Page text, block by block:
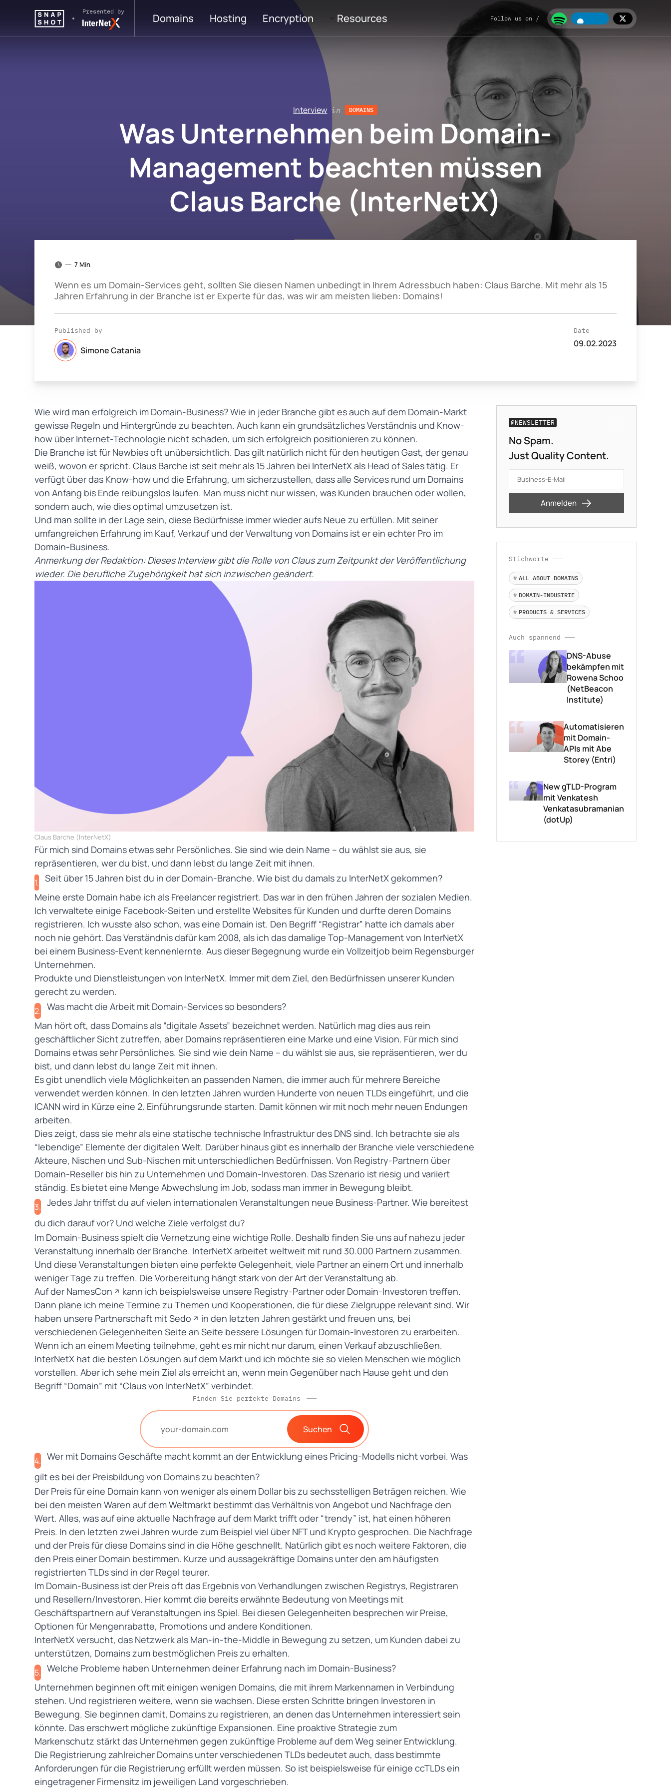
Presented by
Domains Hosting Encryption Resources Follow us on /
Interview in DOMAINS
Was Unternehmen beim Domain-
Management beachten müssen
Claus Barche (InterNetX)
7 Min
Wenn es um Domain-Services geht, sollten Sie diesen Namen unbedingt in Ihrem Adressbuch haben: Claus Barche. Mit mehr als 15
Jahren Erfahrung in der Branche ist er Experte für das, was wir am meisten lieben: Domains!
Published by
Simone Catania
Date
09.02.2023
Wie wird man erfolgreich im Domain-Business? Wie in jeder Branche gibt es auch auf dem Domain-Markt
gewisse Regeln und Hintergründe zu beachten. Auch kann ein grundsätzliches Verständnis und Know-
how über Internet-Technologie nicht schaden, um sich erfolgreich positionieren zu können.
Die Branche ist für Newbies oft unübersichtlich. Das gilt natürlich nicht für den heutigen Gast, der genau
weiß, wovon er spricht. Claus Barche ist seit mehr als 15 Jahren bei InterNetXals Head of Sales tätig. Er
verfügt über das Know-how und die Erfahrung, um sicherzustellen, dass alle Services rund um Domains
von Anfang bis Ende reibungslos laufen. Man muss nicht nur wissen, was Kunden brauchen oder wollen,
sondern auch, wie dies optimal umzusetzen ist.
Und man sollte in der Lage sein, diese Bedürfnisse immer wieder aufs Neue zu erfüllen. Mit seiner
umfangreichen Erfahrung im Kauf, Verkauf und der Verwaltung von Domains ist er ein echter Pro im
Domain-Business.
Anmerkung der Redaktion: Dieses Interview gibt die Rolle von Claus zum Zeitpunkt der Veröffentlichung
wieder. Die berufliche Zugehörigkeit hat sich inzwischen geändert.
Claus Barche (InterNetX)
Für mich sind Domains etwas sehr Persönliches. Sie sind wie dein Name – du wählst sie aus, sie
repräsentieren, wer du bist, und dann lebst du lange Zeit mit ihnen.
1. Seit über 15 Jahren bist du in der Domain-Branche. Wie bist du damals zu InterNetX gekommen?
Meine erste Domain habe ich als Freelancer registriert. Das war in den frühen Jahren der sozialen Medien.
Ich verwaltete einige Facebook-Seiten und erstellte Websites für Kunden und durfte deren Domains
registrieren. Ich wusste also schon, was eine Domain ist. Den Begriff “Registrar” hatte ich damals aber
noch nie gehört. Das Verständnis dafür kam 2008, als ich das damalige Top-Management von InterNetX
bei einem Business-Event kennenlernte. Aus dieser Begegnung wurde ein Vollzeitjob beim Regensburger
Unternehmen.
Produkte und Dienstleistungen von InterNetX. Immer mit dem Ziel, den Bedürfnissen unserer Kunden
gerecht zu werden.
2. Was macht die Arbeit mit Domain-Services so besonders?
Man hört oft, dass Domains als “digitale Assets” bezeichnet werden. Natürlich mag dies aus rein
geschäftlicher Sicht zutreffen, aber Domains repräsentieren eine Marke und eine Vision. Für mich sind
Domains etwas sehr Persönliches. Sie sind wie dein Name – du wählst sie aus, sie repräsentieren, wer du
bist, und dann lebst du lange Zeit mit ihnen.
Es gibt unendlich viele Möglichkeiten an passenden Namen, die immer auch für mehrere Bereiche
verwendet werden können. In den letzten Jahren wurden Hunderte von neuen TLDs eingeführt, und die
ICANN wird in Kürze eine 2. Einführungsrunde starten. Damit können wir mit noch mehr neuen Endungen
arbeiten.
Dies zeigt, dass sie mehr als eine statische technische Infrastruktur des DNS sind. Ich betrachte sie als
“lebendige” Elemente der digitalen Welt. Darüber hinaus gibt es innerhalb der Branche viele verschiedene
Akteure, Nischen und Sub-Nischen mit unterschiedlichen Bedürfnissen. Von Registry-Partnern über
Domain-Reseller bis hin zu Unternehmen und Domain-Investoren. Das Szenario ist riesig und variiert
ständig. Es bietet eine Menge Abwechslung im Job, sodass man immer in Bewegung bleibt.
3. Jedes Jahr triffst du auf vielen internationalen Veranstaltungen neue Business-Partner. Wie bereitest
du dich darauf vor? Und welche Ziele verfolgst du?
Im Domain-Business spielt die Vernetzung eine wichtige Rolle. Deshalb finden Sie uns auf nahezu jeder
Veranstaltung innerhalb der Branche. InterNetX arbeitet weltweit mit rund 30.000 Partnern zusammen.
Und diese Veranstaltungen bieten eine perfekte Gelegenheit, viele Partner an einem Ort und innerhalb
weniger Tage zu treffen. Die Vorbereitung hängt stark von der Art der Veranstaltung ab.
Auf der NamesCon
kann ich beispielsweise unsere Registry-Partner oder Domain-Investoren treffen.
Dann plane ich meine Termine zu Themen und Kooperationen, die für diese Zielgruppe relevant sind. Wir
haben unsere Partnerschaft mitSedo
in den letzten Jahren gestärkt und freuen uns, bei
verschiedenen Gelegenheiten Seite an Seite bessere Lösungen für Domain-Investoren zu erarbeiten.
Wenn ich an einem Meeting teilnehme, geht es mir nicht nur darum, einen Verkauf abzuschließen.
InterNetX hat die besten Lösungen auf dem Markt und ich möchte sie so vielen Menschen wie möglich
vorstellen. Aber ich sehe mein Ziel als erreicht an, wenn mein Gegenüber nach Hause geht und den
Begriff “Domain” mit “Claus von InterNetX” verbindet.
Finden Sie perfekte Domains
Suchen
4. Wer mit Domains Geschäfte macht kommt an der Entwicklung eines Pricing-Modells nicht vorbei. Was
gilt es bei der Preisbildung von Domains zu beachten?
Der Preis für eine Domain kann von weniger als einem Dollar bis zu sechsstelligen Beträgen reichen. Wie
bei den meisten Waren auf dem Weltmarkt bestimmt das Verhältnis von Angebot und Nachfrage den
Wert. Alles, was auf eine aktuelle Nachfrage auf dem Markt trifft oder “trendy” ist, hat einen höheren
Preis. In den letzten zwei Jahren wurde zum Beispiel viel über NFT und Krypto gesprochen. Die Nachfrage
und der Preis für diese Domains sind in die Höhe geschnellt. Natürlich gibt es noch weitere Faktoren, die
den Preis einer Domain bestimmen. Kurze und aussagekräftige Domains unter den am häufigsten
registrierten TLDs sind in der Regel teurer.
Im Domain-Business ist der Preis oft das Ergebnis von Verhandlungen zwischen Registrys, Registraren
und Resellern/Investoren. Hier kommt die bereits erwähnte Bedeutung von Meetings mit
Geschäftspartnern auf Veranstaltungen ins Spiel. Bei diesen Gelegenheiten besprechen wir Preise,
Optionen für Mengenrabatte, Promotions und andere Konditionen.
InterNetX versucht, das Netzwerk als Man-in-the-Middle in Bewegung zu setzen, um Kunden dabei zu
unterstützen, Domains zum bestmöglichen Preis zu erhalten.
5. Welche Probleme haben Unternehmen deiner Erfahrung nach im Domain-Business?
Unternehmen beginnen oft mit einigen wenigen Domains, die mit ihrem Markennamen in Verbindung
stehen. Und registrieren weitere, wenn sie wachsen. Diese ersten Schritte bringen Investoren in
Bewegung. Sie beginnen damit, Domains zu registrieren, an denen das Unternehmen interessiert sein
könnte. Das erschwert mögliche zukünftige Expansionen. Eine proaktive Strategie zum
Markenschutz stärkt das Unternehmen gegen zukünftige Probleme auf dem Weg seiner Entwicklung.
Die Registrierung zahlreicher Domains unter verschiedenen TLDs bedeutet auch, dass bestimmte
Anforderungen für die Registrierung erfüllt werden müssen. So ist beispielsweise für einige ccTLDs ein
eingetragener Firmensitz im jeweiligen Land vorgeschrieben.
@NEWSLETTER
No Spam.
Just Quality Content.
Anmelden
Business-E-Mail
Vorname*
Datenschutzerklärungzu. Meine
jederzeit per E-Mail an
via Abmeldelink möglich.
Stichworte
# ALL ABOUT DOMAINS
# DOMAIN-INDUSTRIE
# PRODUCTS & SERVICES
Auch spannend
DNS-Abuse
bekämpfen mit
Rowena Schoo
(NetBeacon
Institute)
Automatisieren
mit Domain-
APIs mit Abe
Storey (Entri)
New gTLD-Program
mit Venkatesh
Venkatasubramanian
(dotUp)